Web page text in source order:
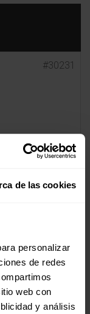
de las cookies
personalizar
de redes
web con
y análisis
#30231
en diferentes
algo aquí?